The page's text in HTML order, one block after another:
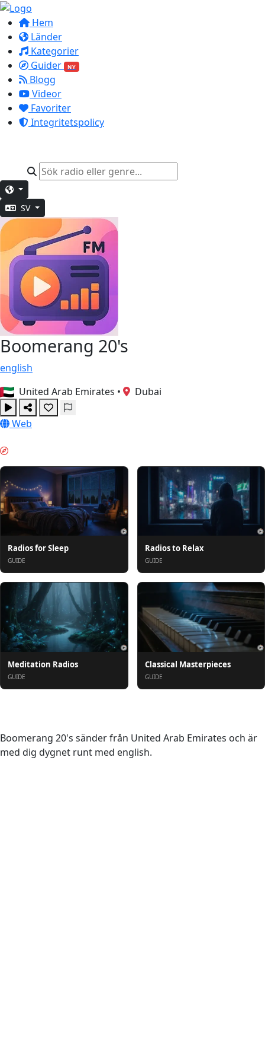
Hem
Länder
Kategorier
Guider
NY
Blogg
Videor
Favoriter
Integritetspolicy
SV
Boomerang 20's
english
United Arab Emirates • Dubai
Web
Radios for Sleep
GUIDE
Radios to Relax
GUIDE
Meditation Radios
GUIDE
Classical Masterpieces
GUIDE
Boomerang 20's sänder från United Arab Emirates och är
med dig dygnet runt med english.